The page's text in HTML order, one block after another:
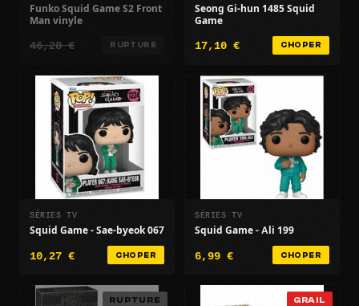
Funko Squid Game S2 Front
Man vinyle
46,28 € RUPTURE
Seong Gi-hun 1485 Squid
Game
17,10 € CHOPER
SÉRIES TV
Squid Game - Sae-byeok 067
10,27 € CHOPER
SÉRIES TV
Squid Game - Ali 199
6,99 € CHOPER
RUPTURE GRAIL